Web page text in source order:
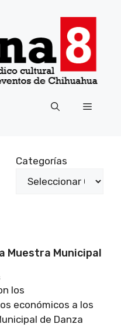
Menú
Categorías
Muestra Municipal
los
económicos a los
de Danza